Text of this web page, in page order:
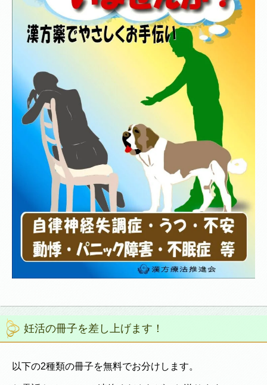
妊活の冊子を差し上げます！
以下の2種類の冊子を無料でお分けします。